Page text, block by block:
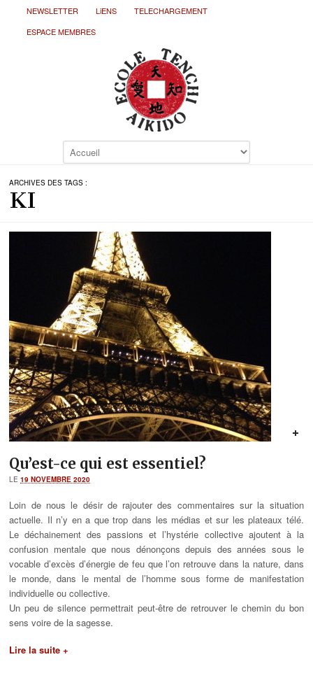
NEWSLETTER LiENS
TELECHARGEMENT
ESPACE MEMBRES
ARCHIVES DES TAGS :
KI
Qu’est-ce qui est essentiel?
LE19 NOVEMBRE 2020
Loin de nous le désir de rajouter des commentaires sur la situation
actuelle. Il n’y en a que trop dans les médias et sur les plateaux télé.
Le déchainement des passions et l’hystérie collective ajoutent à la
confusion mentale que nous dénonçons depuis des années sous le
vocable d’excès d’énergie de feu que l’on retrouve dans la nature, dans
le monde, dans le mental de l’homme sous forme de manifestation
individuelle ou collective.
Un peu de silence permettrait peut-être de retrouver le chemin du bon
sens voire de la sagesse.
Lire la suite +